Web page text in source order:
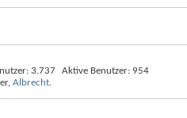
3.737 Aktive Benutzer 954
Albrecht.